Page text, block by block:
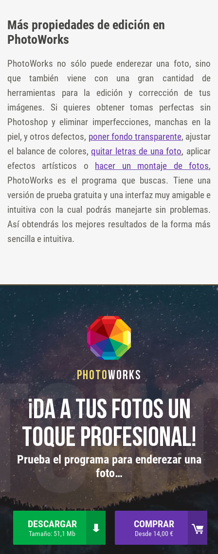
Más propiedades de edición en
PhotoWorks
PhotoWorks no sólo puede enderezar una foto, sino
que también viene con una gran cantidad de
herramientas para la edición y corrección de tus
imágenes. Si quieres obtener tomas perfectas sin
Photoshop y eliminar imperfecciones, manchas en la
piel, y otros defectos, poner fondo transparente, ajustar
el balance de colores, quitar letras de una foto, aplicar
efectos artísticos o hacer un montaje de fotos,
PhotoWorks es el programa que buscas. Tiene una
versión de prueba gratuita y una interfaz muy amigable e
intuitiva con la cual podrás manejarte sin problemas.
Así obtendrás los mejores resultados de la forma más
sencilla e intuitiva.
PhotoWorks
¡Da a tus fotos un
toque profesional!
Prueba el programa para enderezar una
foto…
DESCARGAR
Tamaño: 51,1 Mb
COMPRAR
Desde 14,00 €